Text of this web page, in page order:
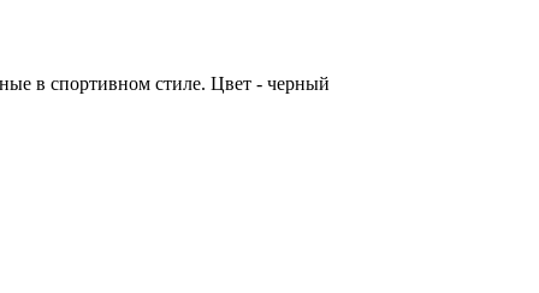
в спортивном стиле. Цвет - черный